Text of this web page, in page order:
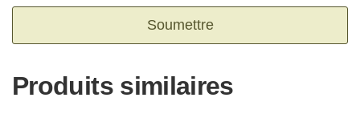
Produits similaires